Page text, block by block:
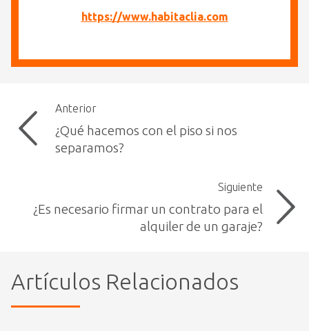
https://www.habitaclia.com
Anterior
¿Qué hacemos con el piso si nos
separamos?
Siguiente
¿Es necesario firmar un contrato para el
alquiler de un garaje?
Artículos Relacionados